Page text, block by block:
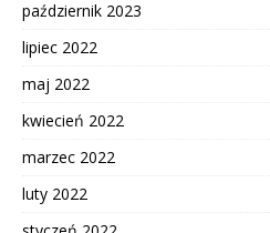
październik 2023
lipiec 2022
maj 2022
kwiecień 2022
marzec 2022
luty 2022